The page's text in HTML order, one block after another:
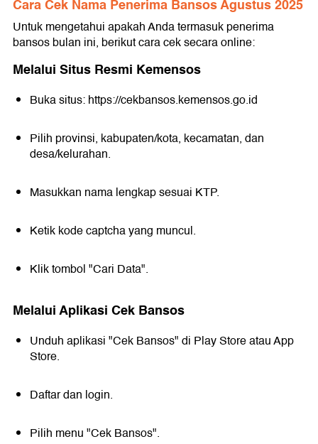
Cara Cek Nama Penerima Bansos Agustus 2025
Untuk mengetahui apakah Anda termasuk penerima
bansos bulan ini, berikut cara cek secara online:
Melalui Situs Resmi Kemensos
Buka situs: https://cekbansos.kemensos.go.id
Pilih provinsi, kabupaten/kota, kecamatan, dan
desa/kelurahan.
Masukkan nama lengkap sesuai KTP.
Ketik kode captcha yang muncul.
Klik tombol "Cari Data".
Melalui Aplikasi Cek Bansos
Unduh aplikasi "Cek Bansos" di Play Store atau App
Store.
Daftar dan login.
Pilih menu "Cek Bansos".